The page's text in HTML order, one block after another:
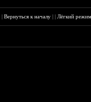
|Вернуться к началу ||Лёгкий